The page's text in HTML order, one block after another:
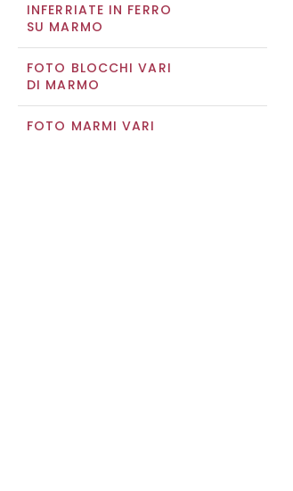
INFERRIATE IN FERRO
SU MARMO
FOTO BLOCCHI VARI
DI MARMO
FOTO MARMI VARI